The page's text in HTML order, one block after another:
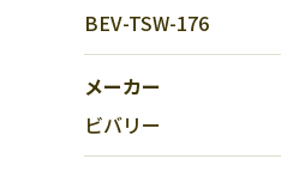
BEV-TSW-176
メーカー
ビバリー